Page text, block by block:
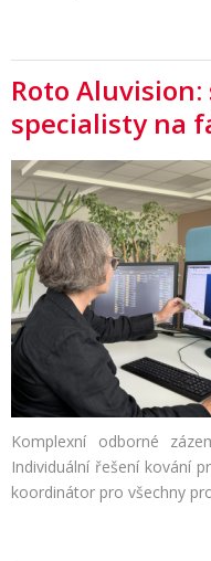
Roto
specialisty na
Komplexní odborné
Individuální řešení kování
koordinátor pro všechny